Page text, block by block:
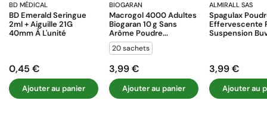
BD MÉDICAL
BD Emerald Seringue
2ml + Aiguille 21G
40mm À L'unité
Prix
0,45 €
Ajouter au panier
BIOGARAN
Macrogol 4000 Adultes
Biogaran 10 G Sans
Arôme Poudre...
20 sachets
Prix
3,99 €
Ajouter au panier
ALMIRALL SAS
Spagulax
Effervescente
Suspension
Prix
3,99 €
Ajouter au